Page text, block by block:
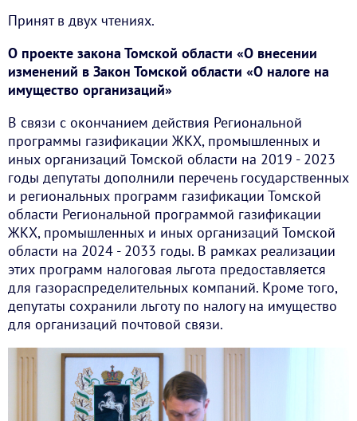
Принят в двух чтениях.
О проекте закона Томской области «О внесении
изменений в Закон Томской области «О налоге на
имущество организаций»
В связи с окончанием действия Региональной
программы газификации ЖКХ, промышленных и
иных организаций Томской области на 2019 - 2023
годы депутаты дополнили перечень государственных
и региональных программ газификации Томской
области Региональной программой газификации
ЖКХ, промышленных и иных организаций Томской
области на 2024 - 2033 годы. В рамках реализации
этих программ налоговая льгота предоставляется
для газораспределительных компаний. Кроме того,
депутаты сохранили льготу по налогу на имущество
для организаций почтовой связи.